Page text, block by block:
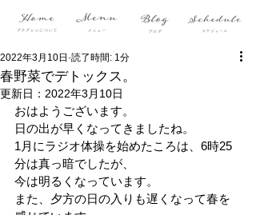
春野菜でデトックス。
2022年3月10日 読了時間: 1分
更新日： 2022年3月10日
おはようございます。
日の出が早くなってきましたね。
1月にラジオ体操を始めたころは、6時25
分は真っ暗でしたが、
今は明るくなっています。
また、夕方の日の入りも遅くなって春を